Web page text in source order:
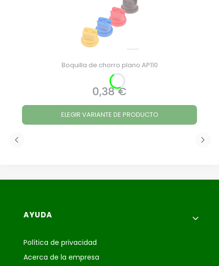
Boquilla de chorro plano AP110
Precio
0,38 €
ELEGIR VARIANTE DE PRODUCTO
Menú de pie de página
AYUDA
Política de privacidad
Acerca de la empresa